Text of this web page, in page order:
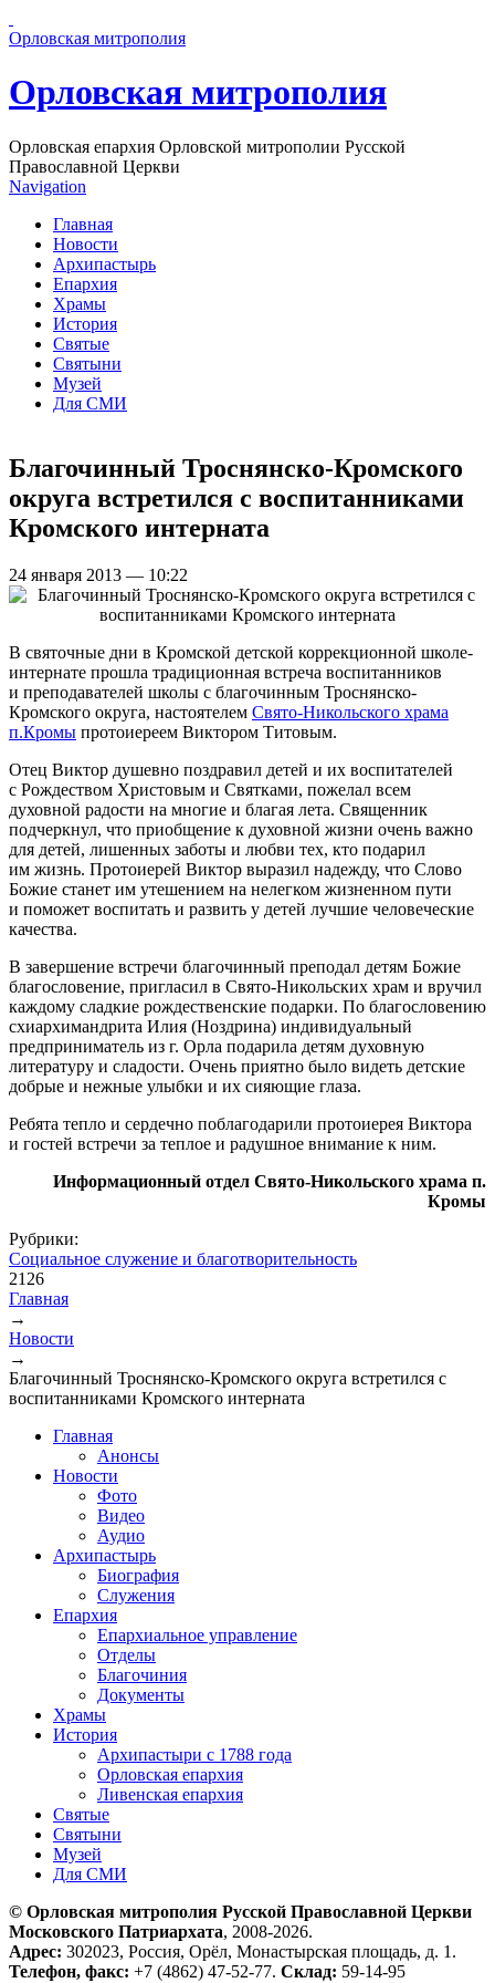
Орловская митрополия
Орловская митрополия
Орловская епархия Орловской митрополии Русской
Православной Церкви
Navigation
Главная
Новости
Архипастырь
Епархия
Храмы
История
Святые
Святыни
Музей
Для СМИ
Благочинный Троснянско-Кромского
округа встретился с воспитанниками
Кромского интерната
24 января 2013 — 10:22
В святочные дни в Кромской детской коррекционной школе-
интернате прошла традиционная встреча воспитанников
и преподавателей школы с благочинным Троснянско-
Кромского округа, настоятелем Свято-Никольского храма
п.Кромы протоиереем Виктором Титовым.
Отец Виктор душевно поздравил детей и их воспитателей
с Рождеством Христовым и Святками, пожелал всем
духовной радости на многие и благая лета. Священник
подчеркнул, что приобщение к духовной жизни очень важно
для детей, лишенных заботы и любви тех, кто подарил
им жизнь. Протоиерей Виктор выразил надежду, что Слово
Божие станет им утешением на нелегком жизненном пути
и поможет воспитать и развить у детей лучшие человеческие
качества.
В завершение встречи благочинный преподал детям Божие
благословение, пригласил в Свято-Никольских храм и вручил
каждому сладкие рождественские подарки. По благословению
схиархимандрита Илия (Ноздрина) индивидуальный
предприниматель из г. Орла подарила детям духовную
литературу и сладости. Очень приятно было видеть детские
добрые и нежные улыбки и их сияющие глаза.
Ребята тепло и сердечно поблагодарили протоиерея Виктора
и гостей встречи за теплое и радушное внимание к ним.
Информационный отдел Свято-Никольского храма п.
Кромы
Рубрики:
Социальное служение и благотворительность
2126
Вы здесь
Главная
→
Новости
→
Благочинный Троснянско-Кромского округа встретился с
воспитанниками Кромского интерната
Главная
Анонсы
Новости
Фото
Видео
Аудио
Архипастырь
Биография
Служения
Епархия
Епархиальное управление
Отделы
Благочиния
Документы
Храмы
История
Архипастыри с 1788 года
Орловская епархия
Ливенская епархия
Святые
Святыни
Музей
Для СМИ
© Орловская митрополия Русской Православной Церкви
Московского Патриархата, 2008-2026.
Адрес: 302023, Россия, Орёл, Монастырская площадь, д. 1.
Телефон, факс: +7 (4862) 47-52-77. Склад: 59-14-95